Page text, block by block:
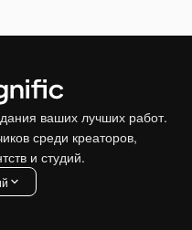
ваших лучших работ.
среди креаторов,
и студий.